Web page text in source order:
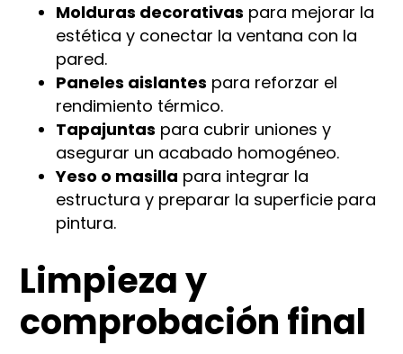
Molduras decorativas para mejorar la
estética y conectar la ventana con la
pared.
Paneles aislantes para reforzar el
rendimiento térmico.
Tapajuntas para cubrir uniones y
asegurar un acabado homogéneo.
Yeso o masilla para integrar la
estructura y preparar la superficie para
pintura.
Limpieza y
comprobación final